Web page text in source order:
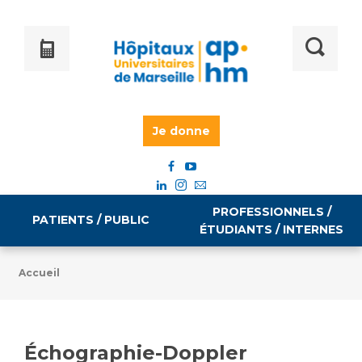
Je donne
PATIENTS / PUBLIC
Accès à votre dossier médical
PROFESSIONNELS /
ÉTUDIANTS / INTERNES
Emploi / formation
Accueil
Échographie-Doppler